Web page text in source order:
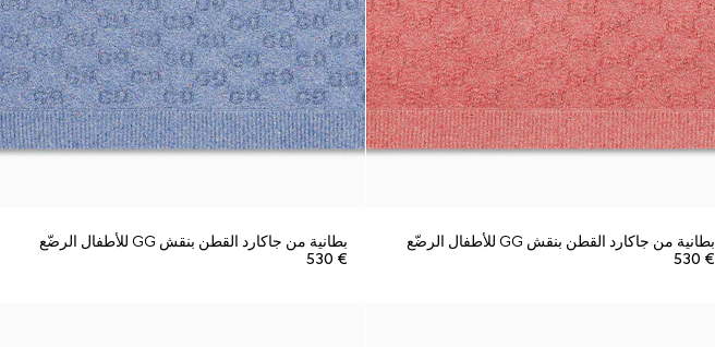
بطانية من جاكارد القطن بنقش GG للأطفال الرضّع
€ 530
بطانية من جاكارد القطن بنقش GG للأطفال الرضّع
€ 530